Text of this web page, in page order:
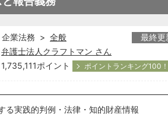
企業法務 > 全般 最終更
弁護士法人クラフトマン さん
1,735,111ポイント ポイントランキング100！
る実践的判例・法律・知的財産情報